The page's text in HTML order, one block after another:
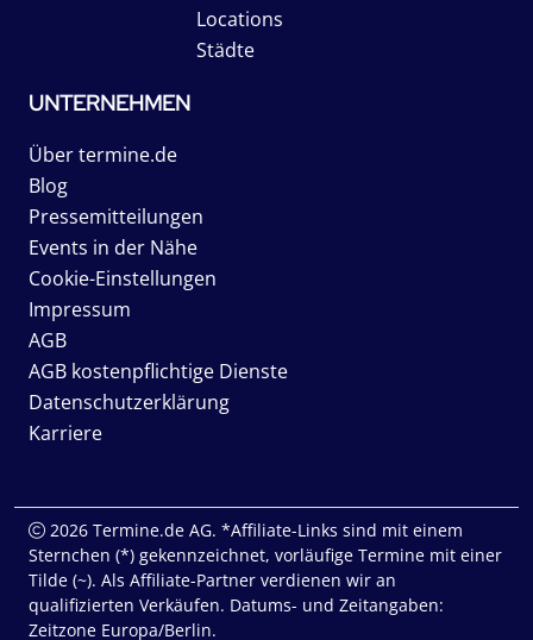
Locations
Städte
UNTERNEHMEN
Über termine.de
Blog
Pressemitteilungen
Events in der Nähe
Cookie-Einstellungen
Impressum
AGB
AGB kostenpflichtige Dienste
Datenschutzerklärung
Karriere
2026 Termine.de AG. *Affiliate-Links sind mit einem
Sternchen (*) gekennzeichnet, vorläufige Termine mit einer
Tilde (~). Als Affiliate-Partner verdienen wir an
qualifizierten Verkäufen. Datums- und Zeitangaben:
Zeitzone Europa/Berlin.